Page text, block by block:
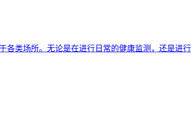
类场所。无论是在进行日常的健康监测，还是进